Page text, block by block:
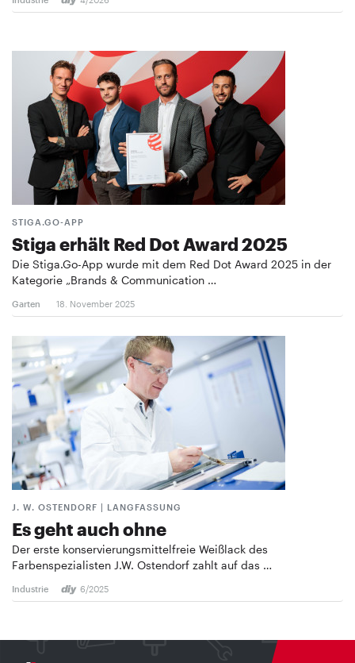
STIGA.GO-APP
Stiga erhält Red Dot Award 2025
Die Stiga.Go-App wurde mit dem Red Dot Award 2025 in der
Kategorie „Brands & Communication …
Garten 18. November 2025
J. W. OSTENDORF | LANGFASSUNG
Es geht auch ohne
Der erste konservierungsmittelfreie Weißlack des
Farbenspezialisten J.W. Ostendorf zahlt auf das …
Industrie 6/2025